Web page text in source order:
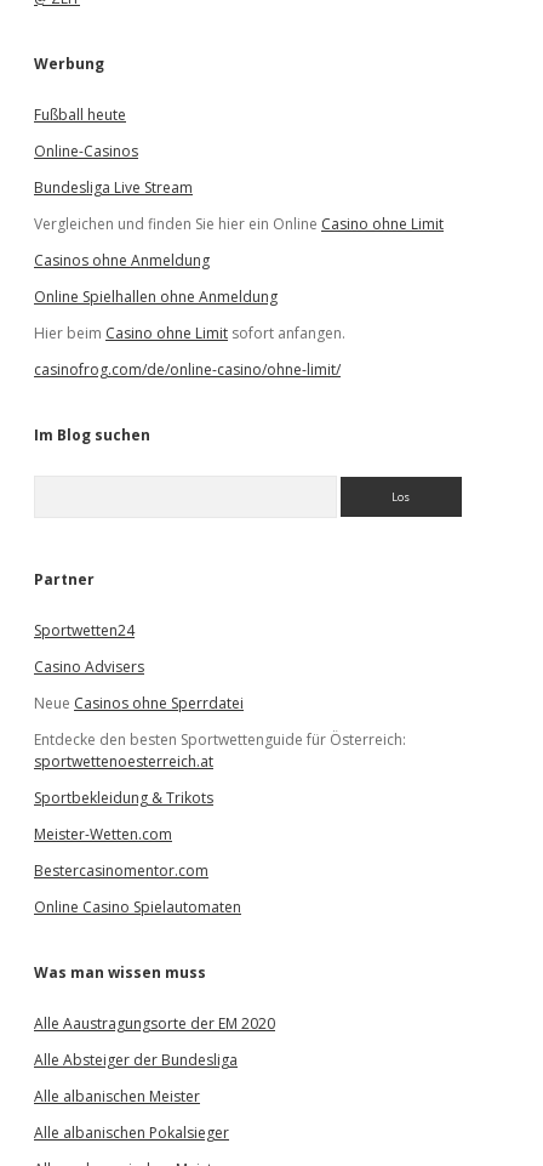
Werbung
Fußball heute
Online-Casinos
Bundesliga Live Stream
Vergleichen und finden Sie hier ein Online Casino ohne Limit
Casinos ohne Anmeldung
Online Spielhallen ohne Anmeldung
Hier beim Casino ohne Limit sofort anfangen.
casinofrog.com/de/online-casino/ohne-limit/
Im Blog suchen
e
Partner
Sportwetten24
Casino Advisers
Neue Casinos ohne Sperrdatei
Entdecke den besten Sportwettenguide für Österreich:
sportwettenoesterreich.at
Sportbekleidung & Trikots
Meister-Wetten.com
Bestercasinomentor.com
Online Casino Spielautomaten
Was man wissen muss
Alle Aaustragungsorte der EM 2020
Alle Absteiger der Bundesliga
Alle albanischen Meister
Alle albanischen Pokalsieger